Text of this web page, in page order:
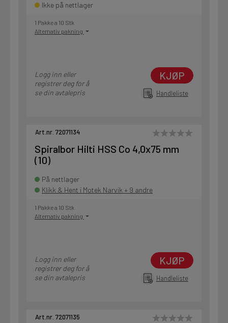
Ikke på nettlager
1 Pakke a 10 Stk
Alternativ pakning
Logg inn eller
registrer deg for å
se din avtalepris
KJØP
Handleliste
Art.nr. 72071134
Spiralbor Hilti HSS Co 4,0x75 mm
(10)
På nettlager
Klikk & Hent i Motek Narvik + 9 andre
1 Pakke a 10 Stk
Alternativ pakning
Logg inn eller
registrer deg for å
se din avtalepris
KJØP
Handleliste
Art.nr. 72071135